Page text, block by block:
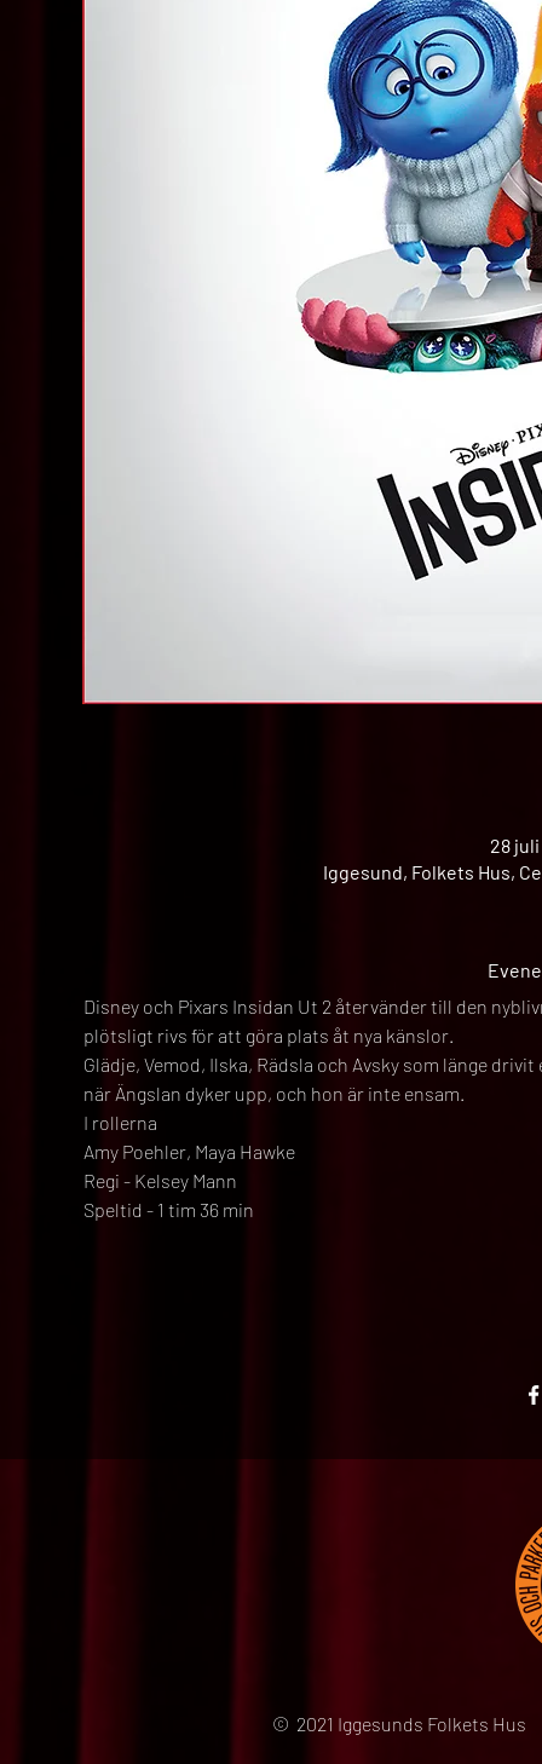
28
Iggesund, Folkets Hus,
Disney och Pixars Insidan Ut 2 återvänder till den
plötsligt rivs för att göra plats åt nya känslor.
Glädje, Vemod, Ilska, Rädsla och Avsky som länge
när Ängslan dyker upp, och hon är inte ensam.
I rollerna
Amy Poehler, Maya Hawke
Regi - Kelsey Mann
Speltid - 1 tim 36 min
© 2021 Iggesunds Folkets